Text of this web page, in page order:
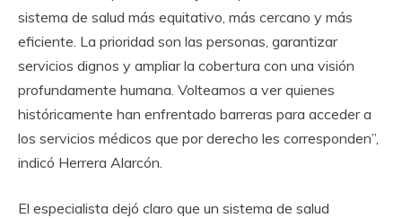
sistema de salud más equitativo, más cercano y más
eficiente. La prioridad son las personas, garantizar
servicios dignos y ampliar la cobertura con una visión
profundamente humana. Volteamos a ver quienes
históricamente han enfrentado barreras para acceder a
los servicios médicos que por derecho les corresponden”,
indicó Herrera Alarcón.
El especialista dejó claro que un sistema de salud